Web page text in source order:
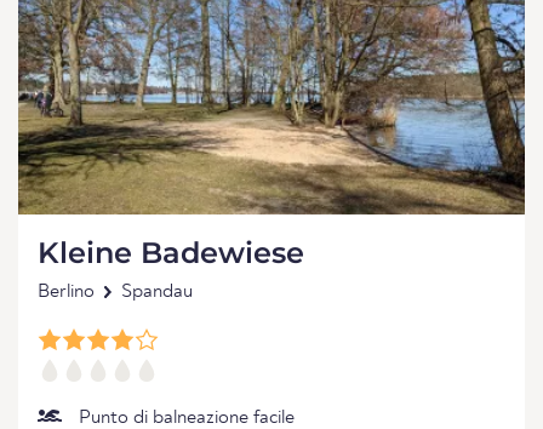
Kleine Badewiese
Berlino Spandau
Punto di balneazione facile